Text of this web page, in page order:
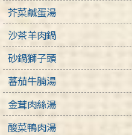
芥菜鹹蛋湯
沙茶羊肉鍋
砂鍋獅子頭
蕃茄牛腩湯
金茸肉絲湯
酸菜鴨肉湯